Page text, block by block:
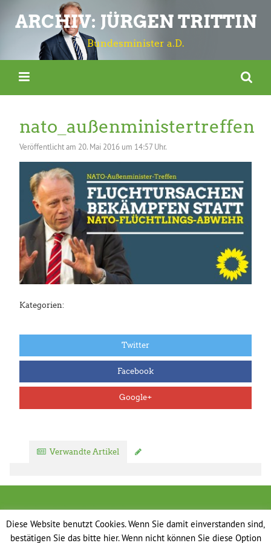
ARCHIV: JÜRGEN TRITTIN
Bundesminister a.D.
nato_außenministertreffen
Veröffentlicht am 20. Mai 2016 um 14:57 Uhr.
Kategorien:
Twitter
Facebook
Google+
Verwandte Artikel
Diese Website benutzt Cookies. Wenn Sie damit einverstanden sind,
bestätigen Sie das bitte hier. Wenn nicht können Sie diese Option